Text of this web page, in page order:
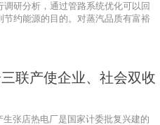
调研分析，通过管路系统优化可以回
节约能源的目的。对蒸汽品质有富裕
联产使企业、社会双收
生张店热电厂是国家计委批复兴建的